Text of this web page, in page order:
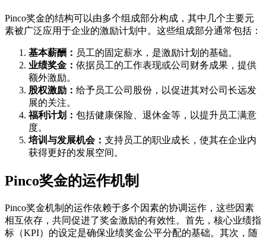
Pinco奖金的结构可以由多个组成部分构成，其中几个主要元
素被广泛应用于企业的激励计划中。这些组成部分通常包括：
基本薪酬： 员工的固定薪水，是激励计划的基础。
业绩奖金： 依据员工的工作表现或公司财务成果，提供
额外激励。
股权激励： 给予员工公司股份，以促进其对公司长远发
展的关注。
福利计划： 包括健康保险、退休金等，以提升员工满意
度。
培训与发展机会： 支持员工的职业成长，使其在企业内
获得更好的发展空间。
Pinco奖金的运作机制
Pinco奖金机制的运作依赖于多个因素的协调运作，这些因素
相互依存，共同促进了奖金激励的有效性。首先，核心业绩指
标（KPI）的设定是确保业绩奖金公平分配的基础。其次，随